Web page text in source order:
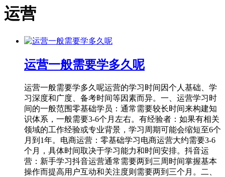
运营
运营一般需要学多久呢
运营一般需要学多久呢运营的学习时间因个人基础、学
习深度和广度、备考时间等因素而异。‌‌一、运营学习时
间的一般范围‌零基础学员‌：通常需要较长时间来构建知
识体系，一般需要3-6个月左右。‌有经验者‌：如果有相关
领域的工作经验或专业背景，学习周期可能会缩短至6个
月到1年。‌电商运营‌：零基础学习电商运营大约需要3-6
个月，具体时间取决于学习能力和时间安排。‌抖音运
营‌：新手学习抖音运营通常需要两到三周时间掌握基本
操作而提高用户互动和关注度则需要两到三个月。二、